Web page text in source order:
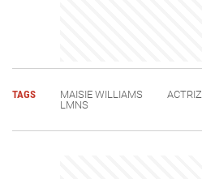
TAGS MAISIE WILLIAMS ACTRIZ
LMNS